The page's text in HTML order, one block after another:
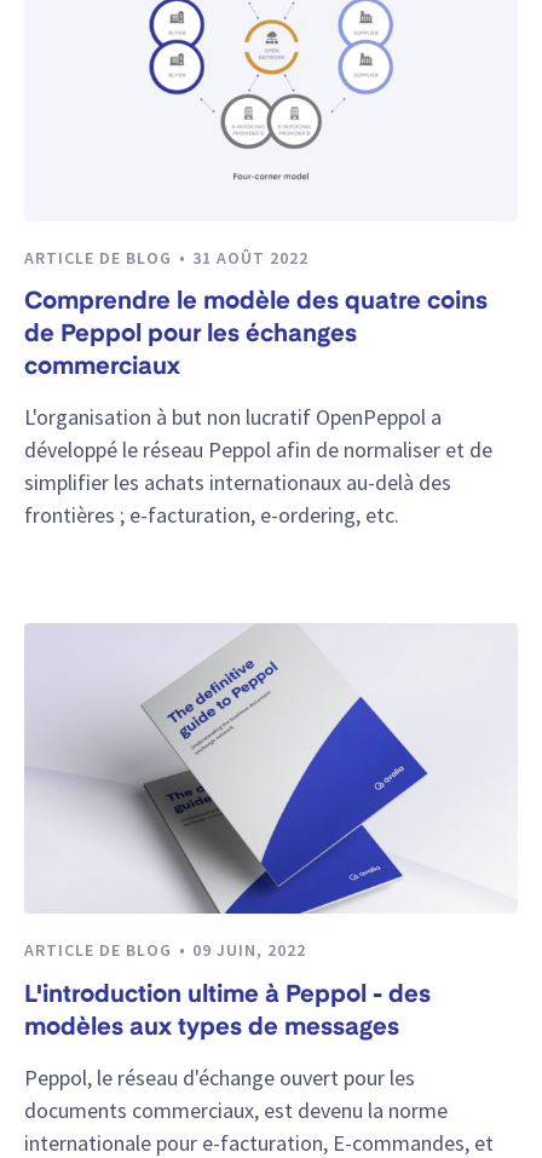
ARTICLE DE BLOG 31 AOÛT 2022
Comprendre le modèle des quatre coins
de Peppol pour les échanges
commerciaux
L'organisation à but non lucratif OpenPeppol a
développé le réseau Peppol afin de normaliser et de
simplifier les achats internationaux au-delà des
frontières ; e-facturation, e-ordering, etc.
ARTICLE DE BLOG 09 JUIN, 2022
L'introduction ultime à Peppol - des
modèles aux types de messages
Peppol, le réseau d'échange ouvert pour les
documents commerciaux, est devenu la norme
internationale pour e-facturation, E-commandes, et